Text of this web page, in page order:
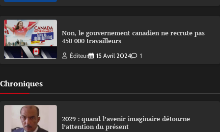
Non, le gouvernement canadien ne recrute pas
450 000 travailleurs
Éditeur 15 Avril 2024 1
Chroniques
2029 : quand l’avenir imaginaire détourne
l’attention du présent